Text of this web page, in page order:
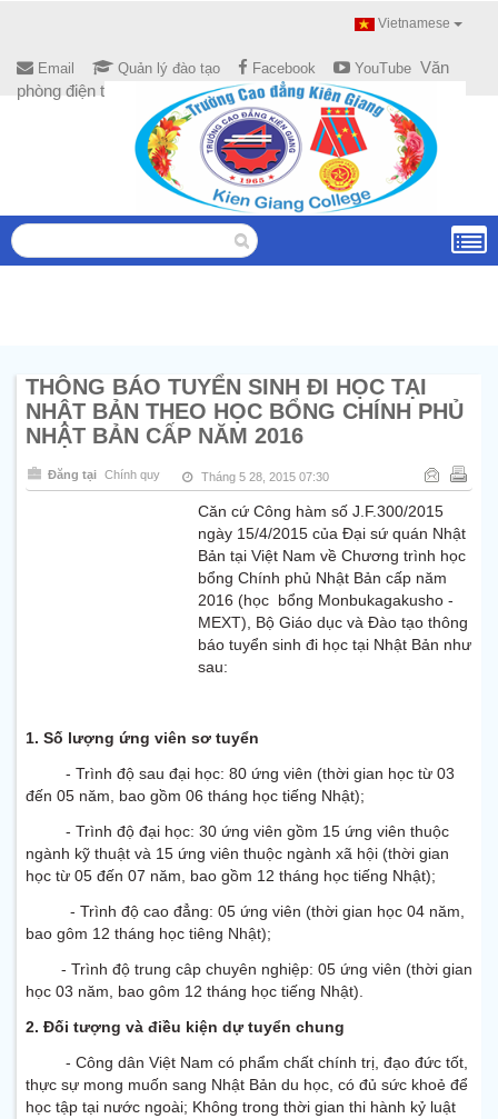
Vietnamese
Email Quản lý đào tạo Facebook YouTube Văn
phòng điện tử
THÔNG BÁO TUYỂN SINH ĐI HỌC TẠI
NHẬT BẢN THEO HỌC BỔNG CHÍNH PHỦ
NHẬT BẢN CẤP NĂM 2016
Đăng tại Chính quy Tháng 5 28, 2015 07:30
Căn cứ Công hàm số J.F.300/2015
ngày 15/4/2015 của Đại sứ quán Nhật
Bản tại Việt Nam về Chương trình học
bổng Chính phủ Nhật Bản cấp năm
2016 (học bổng Monbukagakusho -
MEXT), Bộ Giáo dục và Đào tạo thông
báo tuyển sinh đi học tại Nhật Bản như
sau:
1. Số lượng ứng viên sơ tuyển
- Trình độ sau đại học: 80 ứng viên (thời gian học từ 03
đến 05 năm, bao gồm 06 tháng học tiếng Nhật);
- Trình độ đại học: 30 ứng viên gồm 15 ứng viên thuộc
ngành kỹ thuật và 15 ứng viên thuộc ngành xã hội (thời gian
học từ 05 đến 07 năm, bao gồm 12 tháng học tiếng Nhật);
- Trình độ cao đẳng: 05 ứng viên (thời gian học 04 năm,
bao gôm 12 tháng học tiêng Nhật);
- Trình độ trung câp chuyên nghiệp: 05 ứng viên (thời gian
học 03 năm, bao gôm 12 tháng học tiếng Nhật).
2. Đối tượng và điều kiện dự tuyển chung
- Công dân Việt Nam có phẩm chất chính trị, đạo đức tốt,
thực sự mong muốn sang Nhật Bản du học, có đủ sức khoẻ để
học tập tại nước ngoài; Không trong thời gian thi hành kỷ luật